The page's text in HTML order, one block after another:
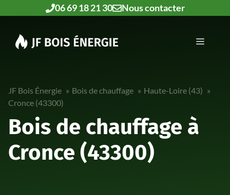
contenu
06 69 18 21 30 Nous contacter
MENU
JF Bois Énergie Bois de chauffage
Haute-Loire (43)
Cronce (43300)
Bois de chauffage à
Cronce (43300)